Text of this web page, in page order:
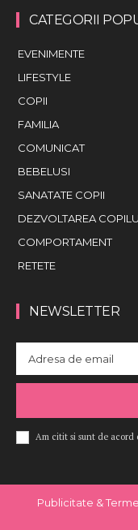
CATEGORII
EVENIMENTE
LIFESTYLE
COPII
FAMILIA
COMUNICAT
BEBELUSI
SANATATE COPII
DEZVOLTAREA
COMPORTAMENT
RETETE
NEWSLETTER
Am citit si sunt de acord
Publicitate &